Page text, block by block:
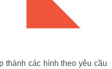
thành các hình theo yêu cầu